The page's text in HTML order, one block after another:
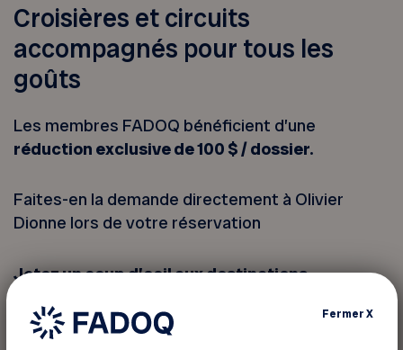
Croisières et circuits
accompagnés pour tous les
goûts
Les membres FADOQ bénéficient d’une
réduction exclusive de 100 $ / dossier.
Faites-en la demande directement à Olivier
Dionne lors de votre réservation
Jetez un coup d’oeil aux destinations
FermerX